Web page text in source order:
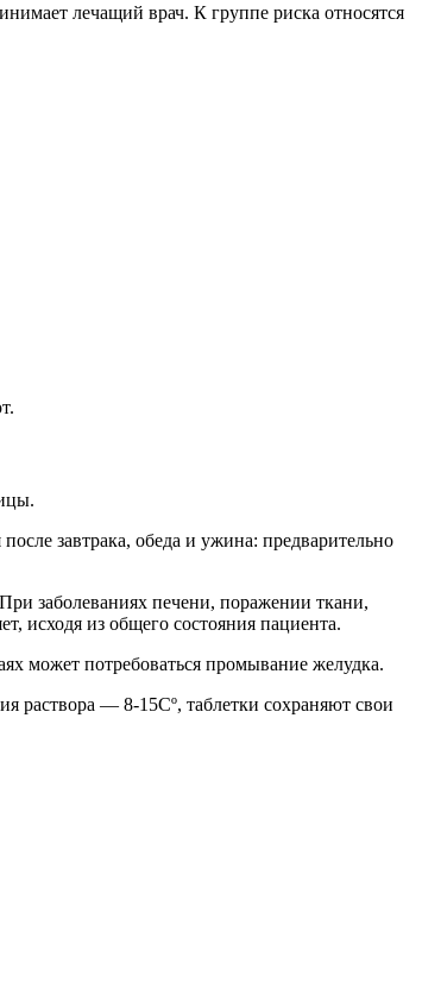
лечащий врач. К группе риска относятся
завтрака, обеда и ужина: предварительно
заболеваниях печени, поражении ткани,
исходя из общего состояния пациента.
может потребоваться промывание желудка.
раствора — 8-15Сº, таблетки сохраняют свои